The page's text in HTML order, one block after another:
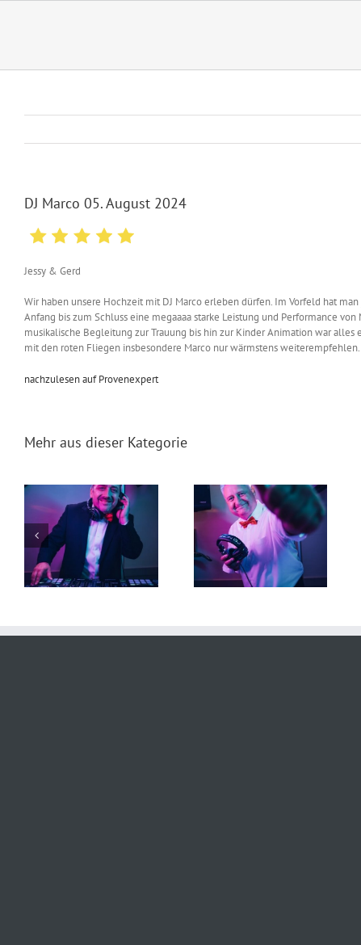
DJ Marco 05. August 2024
Jessy & Gerd
Wir haben unsere Hochzeit mit DJ Marco erleben dürfen. Im Vorfeld hat
Anfang bis zum Schluss eine megaaaa starke Leistung und Performance
musikalische Begleitung zur Trauung bis hin zur Kinder Animation war alles
mit den roten Fliegen insbesondere Marco nur wärmstens weiterempfehlen.
nachzulesen auf Provenexpert
Mehr aus dieser Kategorie